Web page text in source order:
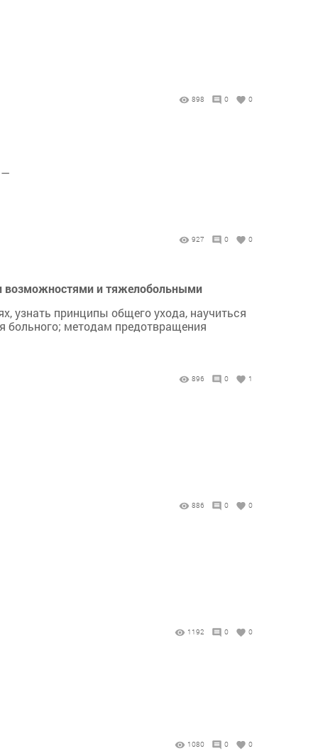
898 0 0
—
927 0 0
возможностями и тяжелобольными
узнать принципы общего ухода, научиться
больного; методам предотвращения
896 0 1
886 0 0
1192 0 0
1080 0 0